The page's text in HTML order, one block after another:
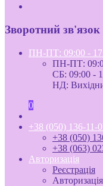
Зворотний зв'язок
ПН-ПТ: 09:00 -
ПН-ПТ:
СБ: 09:00 -
НД:
0
+38 (050) 136-11-
+38 (050)
+38 (063)
Авторизація
Реєстрація
Авторизація